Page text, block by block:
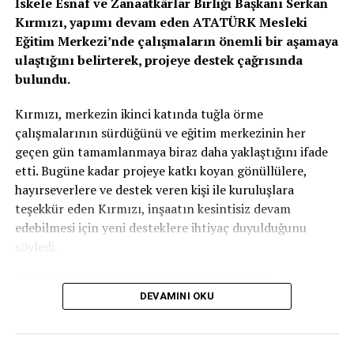
Kırmızı, yapımı devam eden ATATÜRK Mesleki
Eğitim Merkezi’nde çalışmaların önemli bir aşamaya
ulaştığını belirterek, projeye destek çağrısında
bulundu.
Kırmızı, merkezin ikinci katında tuğla örme
çalışmalarının sürdüğünü ve eğitim merkezinin her
geçen gün tamamlanmaya biraz daha yaklaştığını ifade
etti. Bugüne kadar projeye katkı koyan gönüllülere,
hayırseverlere ve destek veren kişi ile kuruluşlara
teşekkür eden Kırmızı, inşaatın kesintisiz devam
edebilmesi için yeni desteklere ihtiyaç duyulduğunu
söyledi.
Özellikle tuğla başta olmak üzere çeşitli inşaat
malzemelerinin temin edilmesinin önem taşıdığını
ülkenin geleceğine yatırım yapma anlayışıyla bugünlere
DEVAMINI OKU